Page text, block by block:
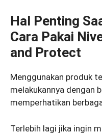
Hal Penting
Cara Pakai
and Protect
Menggunakan produk
melakukannya dengan
memperhatikan
Terlebih lagi jika ingin